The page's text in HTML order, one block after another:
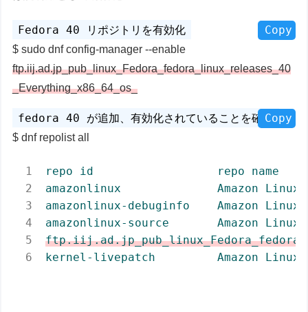
Copy
sudo dnf config-manager --enable
ftp.iij.ad.jp_pub_linux_Fedora_fedora_linux_releases_40
_Everything_x86_64_os_
Copy
dnf repolist all
repo id repo
name
amazonlinux
Amazon Linux
amazonlinux-debuginfo
Amazon Linux
amazonlinux-source
Amazon Linux
kernel-livepatch
Amazon Linux